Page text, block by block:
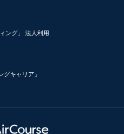
ング」 法人利用
キャリア」